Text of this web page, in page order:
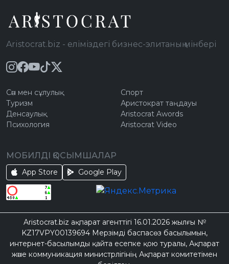
Aristocrat.biz - еліміздегі бизнес-элитаның мінбері
Сән мен сұлулық
Туризм
Денсаулық
Психология
Спорт
Аристократ таңдауы
Aristocrat Awords
Aristocrat Video
МОБИЛДІ ҚОСЫМШАЛАР
App Store Google Play
Aristocrat.biz ақпарат агенттігі 16.01.2026 жылғы №
KZ17VPY00139694 Мерзімді баспасөз басылымын,
интернет-басылымды қайта есепке қою туралы, Ақпарат
және коммуникация министрлігінің Ақпарат комитетімен